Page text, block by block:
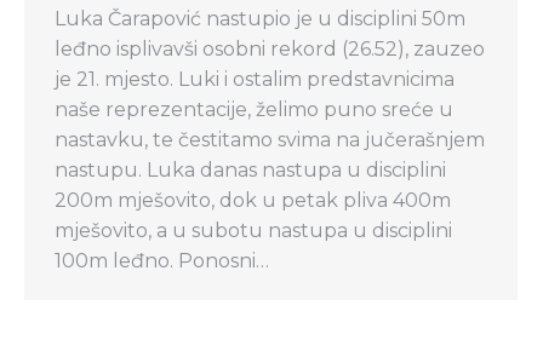
Luka Čarapović nastupio je u disciplini 50m
leđno isplivavši osobni rekord (26.52), zauzeo
je 21. mjesto. Luki i ostalim predstavnicima
naše reprezentacije, želimo puno sreće u
nastavku, te čestitamo svima na jučerašnjem
nastupu. Luka danas nastupa u disciplini
200m mješovito, dok u petak pliva 400m
mješovito, a u subotu nastupa u disciplini
100m leđno. Ponosni…